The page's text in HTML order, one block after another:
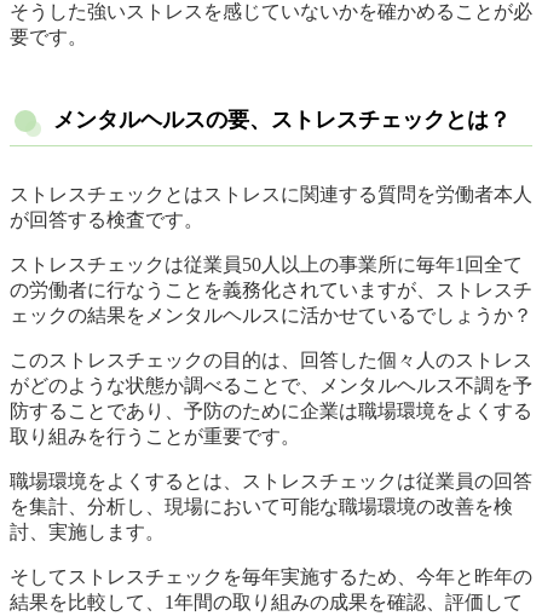
そうした強いストレスを感じていないかを確かめることが必
要です。
メンタルヘルスの要、ストレスチェックとは？
ストレスチェックとはストレスに関連する質問を労働者本人
が回答する検査です。
ストレスチェックは従業員50人以上の事業所に毎年1回全て
の労働者に行なうことを義務化されていますが、ストレスチ
ェックの結果をメンタルヘルスに活かせているでしょうか？
このストレスチェックの目的は、回答した個々人のストレス
がどのような状態か調べることで、メンタルヘルス不調を予
防することであり、予防のために企業は職場環境をよくする
取り組みを行うことが重要です。
職場環境をよくするとは、ストレスチェックは従業員の回答
を集計、分析し、現場において可能な職場環境の改善を検
討、実施します。
そしてストレスチェックを毎年実施するため、今年と昨年の
結果を比較して、1年間の取り組みの成果を確認、評価して